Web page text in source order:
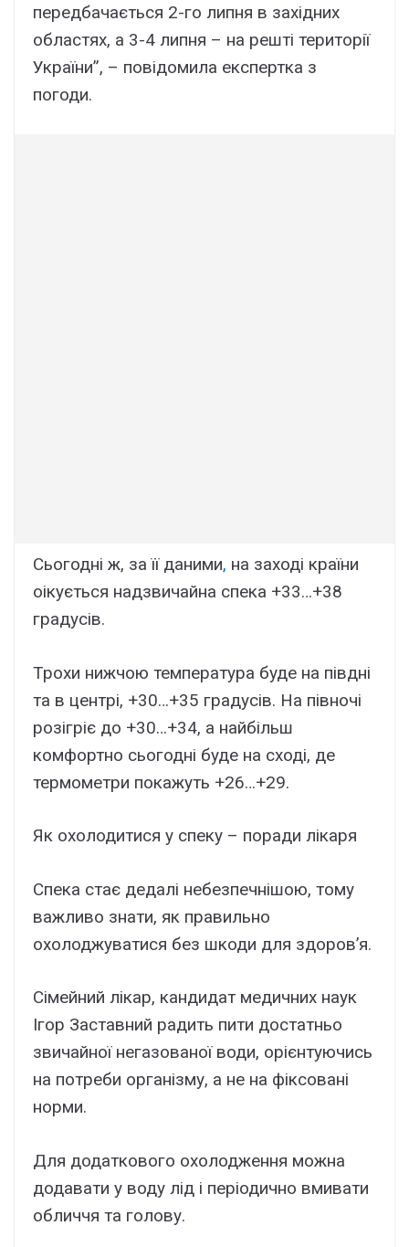
передбачається 2-го липня в західних
областях, а 3-4 липня – на решті території
України”, – повідомила експертка з
погоди.
Сьогодні ж, за її даними, на заході країни
оікується надзвичайна спека +33…+38
градусів.
Трохи нижчою температура буде на півдні
та в центрі, +30…+35 градусів. На півночі
розігріє до +30…+34, а найбільш
комфортно сьогодні буде на сході, де
термометри покажуть +26…+29.
Як охолодитися у спеку – поради лікаря
Спека стає дедалі небезпечнішою, тому
важливо знати, як правильно
охолоджуватися без шкоди для здоров’я.
Сімейний лікар, кандидат медичних наук
Ігор Заставний радить пити достатньо
звичайної негазованої води, орієнтуючись
на потреби організму, а не на фіксовані
норми.
Для додаткового охолодження можна
додавати у воду лід і періодично вмивати
обличчя та голову.